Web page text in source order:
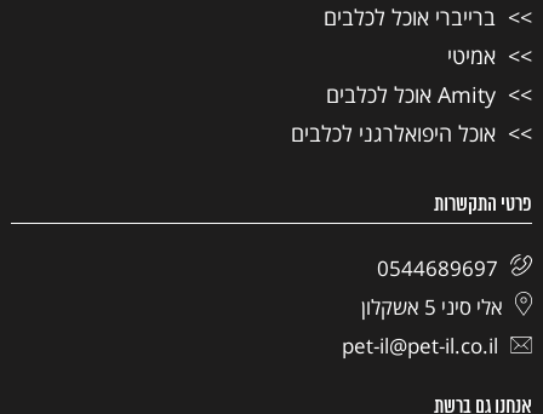
ברייברי אוכל לכלבים
אמיטי
Amity אוכל לכלבים
אוכל היפואלרגני לכלבים
פרטי התקשרות
0544689697
אלי סיני 5 אשקלון
pet-il@pet-il.co.il
אנחנו גם ברשת